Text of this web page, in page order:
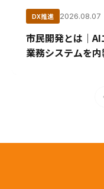
DX推進 2026.08.07
市民開発とは｜
業務システムを